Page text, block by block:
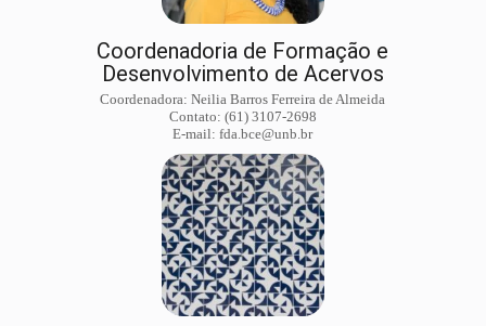
Coordenadoria de Formação e
Desenvolvimento de Acervos
Coordenadora: Neilia Barros Ferreira de Almeida
Contato: (61) 3107-2698
E-mail: fda.bce@unb.br